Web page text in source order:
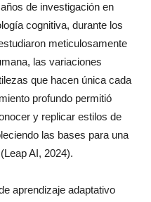
de investigación en
cognitiva, durante los
meticulosamente
las variaciones
que hacen única cada
profundo permitió
y replicar estilos de
las bases para una
AI, 2024).
aprendizaje adaptativo